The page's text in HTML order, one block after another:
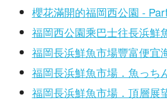
櫻花滿開的福岡西公園 -
福岡西公園乘巴士往長浜鮮
福岡長浜鮮魚市場豐富便宜
福岡長浜鮮魚市場．魚っち
福岡長浜鮮魚市場．頂層展